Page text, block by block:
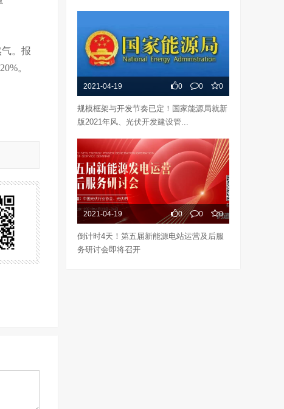
。报
。
2021-04-19 0 0 0
规模框架与开发节奏已定！国家能源局就新
版2021年风、光伏开发建设管...
2021-04-19 0 0 0
倒计时4天！第五届新能源电站运营及后服
务研讨会即将召开